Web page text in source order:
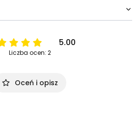
5.00
Liczba ocen: 2
Oceń i opisz